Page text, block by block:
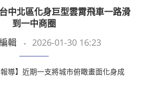
中北區化身巨型雲霄飛車一路滑
到一中商圈
輯 2026-01-30 16:23
報導】近期一支將城市俯瞰畫面化身成